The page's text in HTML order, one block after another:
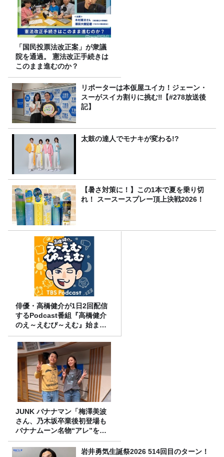
「国民投票法改正案」が衆議
院を通過。 憲法改正手続きは
このまま進むのか？
リポーターは本仮屋ユイカ！ジェーン・
スーがスイカ割りに挑む‼【#278放送後
記】
太鼓の達人でモナキが変わる!?
【暑さ対策に！】この1本で夏を乗り切
れ！ スースースプレー頂上決戦2026！
俳優・高橋健介が1日2回配信
するPodcast番組『高橋健介
のえ～えむぴ～えむ』始まり
ます
JUNK バナナマン「梅澤美波
さん、乃木坂卒業後初登場も
バナナムーン名物“アレ”を喰
らう」
岩井勇気生誕祭2026 514回目のターン！